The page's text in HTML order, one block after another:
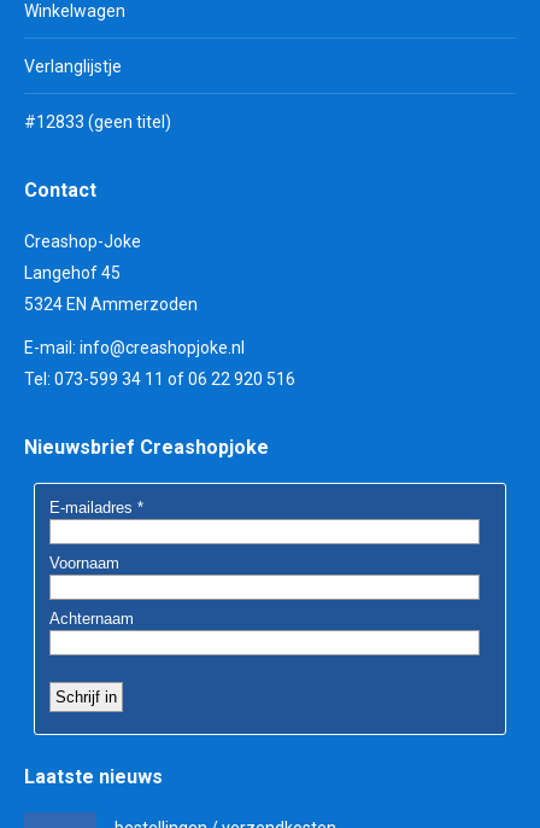
Winkelwagen
Verlanglijstje
#12833 (geen titel)
Contact
Creashop-Joke
Langehof 45
5324 EN Ammerzoden
E-mail: info@creashopjoke.nl
Tel: 073-599 34 11 of 06 22 920 516
Nieuwsbrief Creashopjoke
Laatste nieuws